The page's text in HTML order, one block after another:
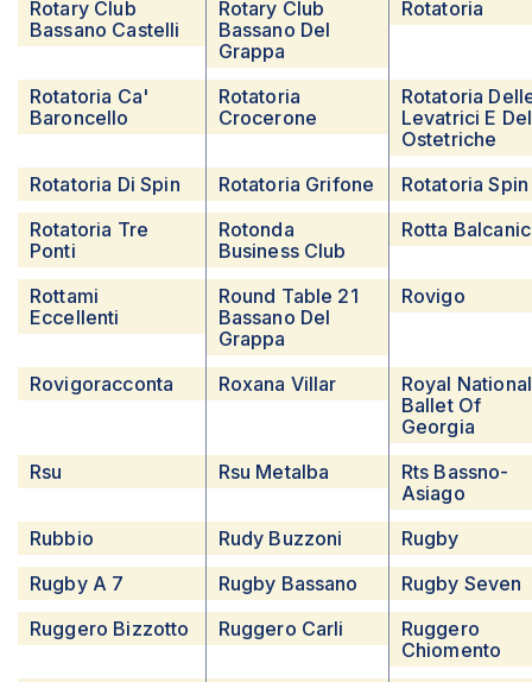
Rotary Club
Bassano Castelli
Rotary Club
Bassano Del
Grappa
Rotatoria
Rotatoria Ca'
Baroncello
Rotatoria
Crocerone
Rotatoria
Levatrici E
Ostetriche
Rotatoria Di Spin
Rotatoria Grifone
Rotatoria Spin
Rotatoria Tre
Ponti
Rotonda
Business Club
Rotta
Rottami
Eccellenti
Round Table 21
Bassano Del
Grappa
Rovigo
Rovigoracconta Roxana Villar
Royal National
Ballet Of
Georgia
Rsu
Rsu Metalba
Rts Bassno-
Asiago
Rubbio
Rudy Buzzoni
Rugby
Rugby A 7
Rugby Bassano
Rugby Seven
Ruggero Bizzotto
Ruggero Carli
Ruggero
Chiomento